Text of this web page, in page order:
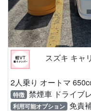
スズキ キャ
2人乗り オートマ
特徴 禁煙車 ドライブ
利用可能オプション 免責